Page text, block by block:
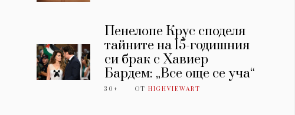
Пенелопе Крус споделя
тайните на 15-годишния
си брак с Хавиер
Бардем: „Все още се уча“
30+ ОТHIGHVIEWART